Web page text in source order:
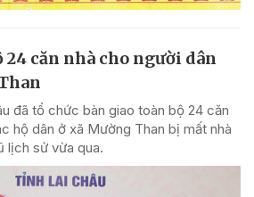
24 căn nhà cho người dân
đã tổ chức bàn giao toàn bộ 24 căn
hộ dân ở xã Mường Than bị mất nhà
lịch sử vừa qua.